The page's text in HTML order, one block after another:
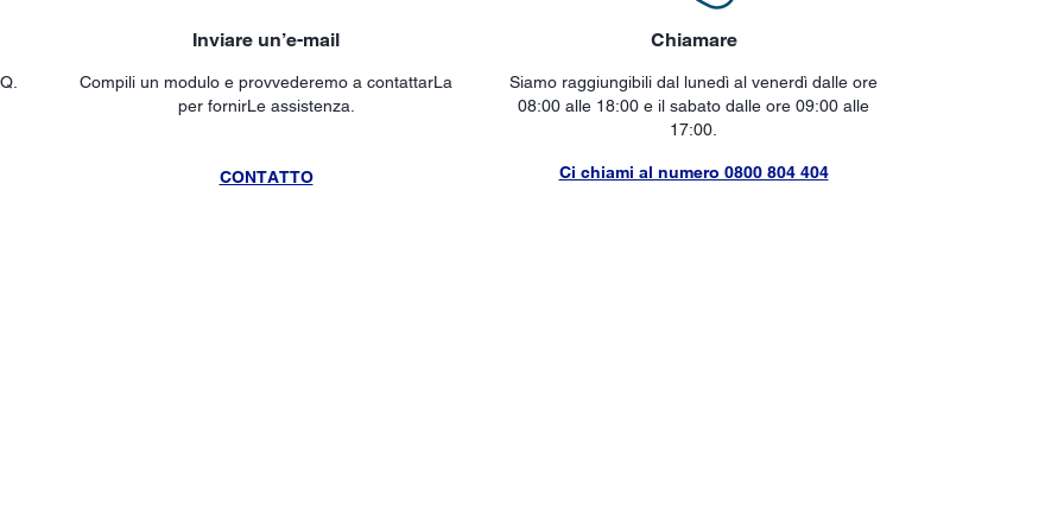
Inviare un’e-mail
Compili un modulo e provvederemo a contattarLa
per fornirLe assistenza.
CONTATTO
Chiamare
Siamo raggiungibili dal lunedì al venerdì dalle ore
08:00 alle 18:00 e il sabato dalle ore 09:00 alle
17:00.
Ci chiami al numero 0800 804 404